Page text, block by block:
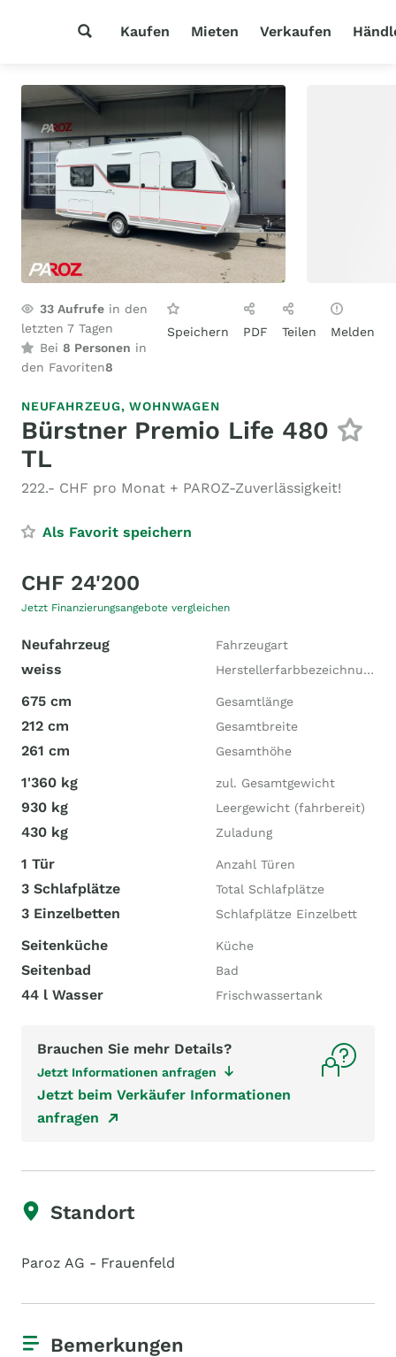
Kaufen Mieten Verkaufen
33 Aufrufe in den
letzten 7 Tagen
Bei 8 Personen in
den Favoriten8
Speichern PDF Teilen Melden
NEUFAHRZEUG,WOHNWAGEN
Bürstner Premio Life 480
TL
222.- CHF pro Monat + PAROZ-Zuverlässigkeit!
Als Favorit speichern
CHF 24'200
Jetzt Finanzierungsangebote vergleichen
Neufahrzeug Fahrzeugart
weiss Herstellerfarbbezeichnung
675 cm Gesamtlänge
212 cm Gesamtbreite
261 cm Gesamthöhe
1'360 kg zul. Gesamtgewicht
930 kg Leergewicht (fahrbereit)
430 kg Zuladung
1 Tür Anzahl Türen
3 Schlafplätze Total Schlafplätze
3 Einzelbetten Schlafplätze Einzelbett
Seitenküche Küche
Seitenbad Bad
44 l Wasser Frischwassertank
Brauchen Sie mehr Details?
Jetzt Informationen anfragen
Jetzt beim Verkäufer Informationen
anfragen
Standort
Paroz AG - Frauenfeld
Bemerkungen